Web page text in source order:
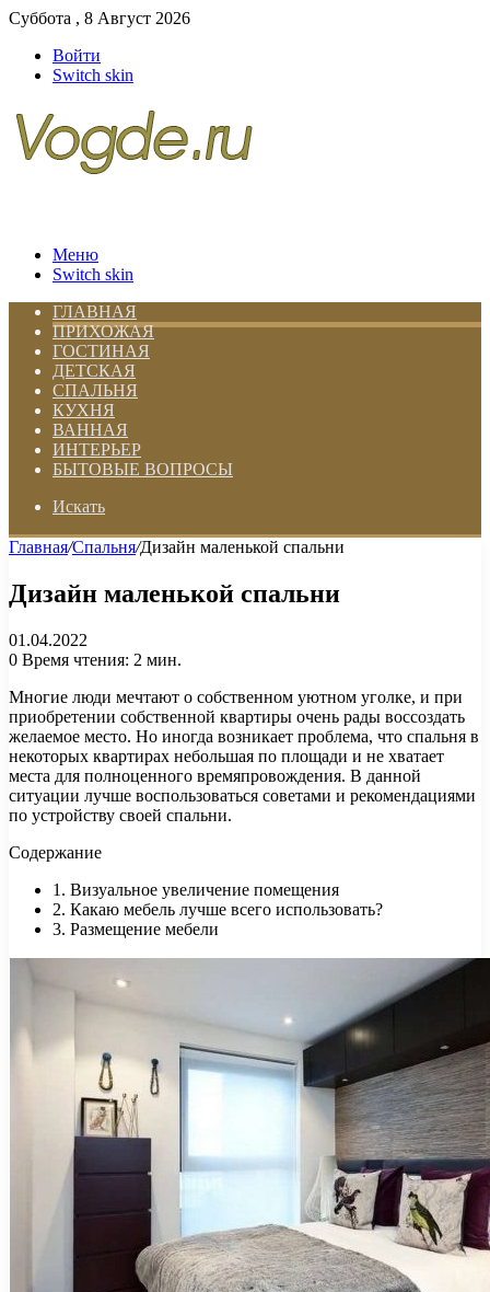
Суббота , 8 Август 2026
Войти
Switch skin
Меню
Switch skin
ГЛАВНАЯ
ПРИХОЖАЯ
ГОСТИНАЯ
ДЕТСКАЯ
СПАЛЬНЯ
КУХНЯ
ВАННАЯ
ИНТЕРЬЕР
БЫТОВЫЕ ВОПРОСЫ
Искать
Главная/Спальня/Дизайн маленькой спальни
Дизайн маленькой спальни
01.04.2022
0 Время чтения: 2 мин.
Многие люди мечтают о собственном уютном уголке, и при
приобретении собственной квартиры очень рады воссоздать
желаемое место. Но иногда возникает проблема, что спальня в
некоторых квартирах небольшая по площади и не хватает
места для полноценного времяпровождения. В данной
ситуации лучше воспользоваться советами и рекомендациями
по устройству своей спальни.
Содержание
1. Визуальное увеличение помещения
2. Какаю мебель лучше всего использовать?
3. Размещение мебели